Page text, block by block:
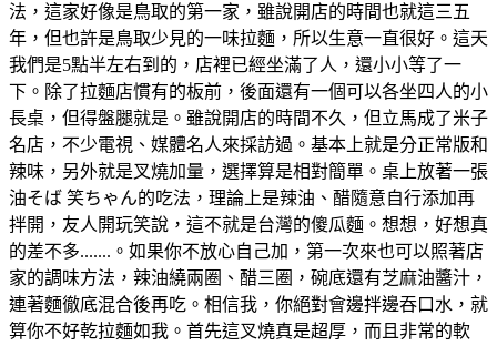
法，這家好像是鳥取的第一家，雖說開店的時間也就這三五
年，但也許是鳥取少見的一味拉麵，所以生意一直很好。這天
我們是5點半左右到的，店裡已經坐滿了人，還小小等了一
下。除了拉麵店慣有的板前，後面還有一個可以各坐四人的小
長桌，但得盤腿就是。雖說開店的時間不久，但立馬成了米子
名店，不少電視、媒體名人來採訪過。基本上就是分正常版和
辣味，另外就是叉燒加量，選擇算是相對簡單。桌上放著一張
油そば 笑ちゃん的吃法，理論上是辣油、醋隨意自行添加再
拌開，友人開玩笑說，這不就是台灣的傻瓜麵。想想，好想真
的差不多.......。如果你不放心自己加，第一次來也可以照著店
家的調味方法，辣油繞兩圈、醋三圈，碗底還有芝麻油醬汁，
連著麵徹底混合後再吃。相信我，你絕對會邊拌邊吞口水，就
算你不好乾拉麵如我。首先這叉燒真是超厚，而且非常的軟